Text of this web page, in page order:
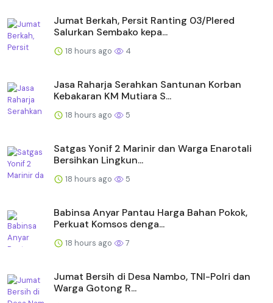
Jumat Berkah, Persit Ranting 03/Plered
Salurkan Sembako kepa...
18 hours ago 4
Jasa Raharja Serahkan Santunan Korban
Kebakaran KM Mutiara S...
18 hours ago 5
Satgas Yonif 2 Marinir dan Warga Enarotali
Bersihkan Lingkun...
18 hours ago 5
Babinsa Anyar Pantau Harga Bahan Pokok,
Perkuat Komsos denga...
18 hours ago 7
Jumat Bersih di Desa Nambo, TNI-Polri dan
Warga Gotong R...